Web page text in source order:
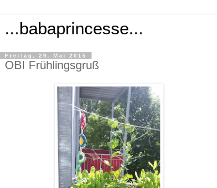
...babaprincesse...
Freitag, 29. Mai 2015
OBI Frühlingsgruß